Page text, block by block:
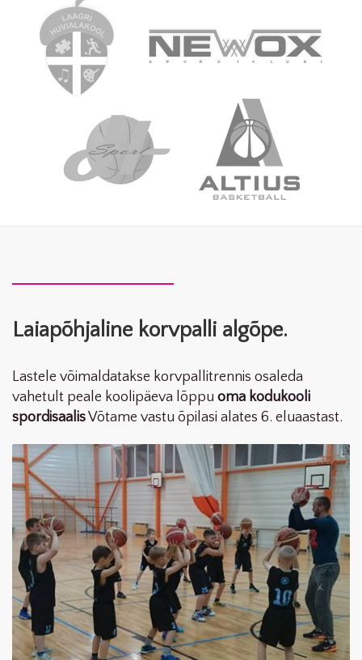
Laiapõhjaline korvpalli algõpe.
Lastele võimaldatakse korvpallitrennis osaleda
vahetult peale koolipäeva lõppu oma kodukooli
spordisaalisVõtame vastu õpilasi alates 6. eluaastast.